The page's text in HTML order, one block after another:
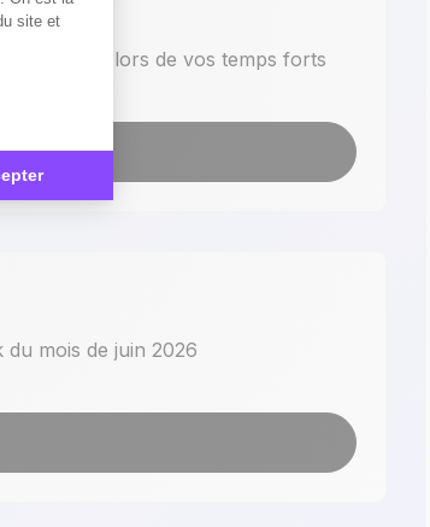
Magnet lors de vos temps forts
mois de juin 2026